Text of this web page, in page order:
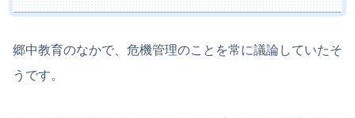
郷中教育のなかで、危機管理のことを常に議論していたそ
うです。